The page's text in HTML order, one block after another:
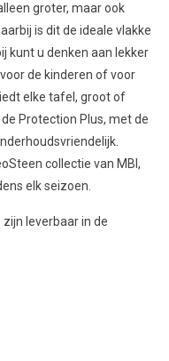
groter, maar ook
is dit de ideale vlakke
kunt u denken aan lekker
de kinderen of voor
elke tafel, groot of
Protection Plus, met de
collectie van MBI,
elk seizoen.
zijn leverbaar in de